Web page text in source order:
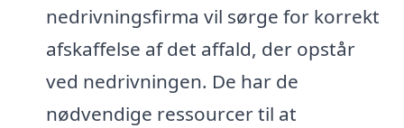
nedrivningsfirma vil sørge for korrekt
afskaffelse af det affald, der opstår
ved nedrivningen. De har de
nødvendige ressourcer til at